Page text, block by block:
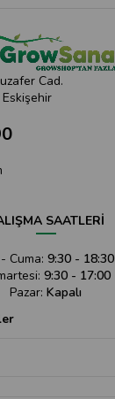
Cad.
SAATLERİ
Cuma: 9:30 - 18:30
9:30 - 17:00
Pazar: Kapalı